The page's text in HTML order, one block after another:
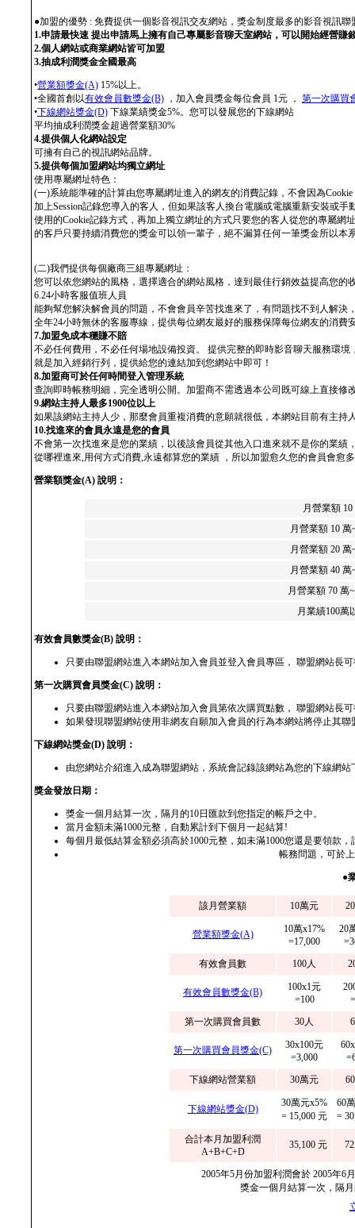
●加盟的優勢 : 免費提供一個影音視訊交友網站，獎金制度最多的影音視訊聯
1.申請最快速 提出申請馬上擁有自己專屬影音聊天室網站，可以開始經營賺
2.個人網站或商業網站皆可加盟
3.抽成利潤獎金全國最高
•營業額獎金(A) 15%以上。
•全國首創以有效會員數獎金(B) ，加入會員獎金每位會員 1元 ， 第一次購買
•下線網站獎金(D) 下線業績獎金5%。您可以發展您的下線網站
平均抽成利潤獎金超過營業額30%
4.提供個人化網站設定
可擁有自己的視訊網站品牌。
5.提供每個加盟網站均獨立網址
使用專屬網址特色：
(一)系統能準確的計算由您專屬網址進入的網友的消費記錄，不會因為
加上Session記錄您導入的客人，但如果該客人換台電腦或電腦重新安裝或
使用的Cookie記錄方式，再加上獨立網址的方式只要您的客人從您的專屬
的客戶只要持續消費您的獎金可以領一輩子，絕不漏算任何一筆獎金所以本
(二)我們提供每個廠商三組專屬網址：
您可以依您網站的風格，選擇適合的網站風格，達到最佳行銷效益提高您的
6.24小時客服值班人員
能夠幫您解決解會員的問題，不會會員辛苦找進來了，有問題找不到人解
全年24小時無休的客服專線，提供每位網友最好的服務保障每位網友的消費
7.加盟免成本穩賺不賠
不必任何費用，不必任何場地設備投資。 提供完整的即時影音聊天服務環
就是加入經銷行列，提供給您的連結加到您網站中即可！
8.加盟商可於任何時間登入管理系統
查詢即時帳務明細，完全透明公開。加盟商不需透過本公司既可線上直接修
9.網站主持人最多1900位以上
如果該網站主持人少，那麼會員重複消費的意願就很低，本網站目前有主
10.找進來的會員永遠是您的會員
不會第一次找進來是您的業績，以後該會員從其他入口進來就不是你的業
從哪裡進來,用何方式消費,永遠都算您的業績 ，所以加盟愈久您的會員會愈
營業額獎金(A) 說明：
月營業額
月營業額 10
月營業額 20
月營業額 40
月營業額 70 萬
月業績100萬
有效會員數獎金(B) 說明：
只要由聯盟網站進入本網站加入會員並登入會員專區， 聯盟網站長
第一次購買會員獎金(C) 說明：
只要由聯盟網站進入本網站加入會員第依次購買點數， 聯盟網站長可
如果發現聯盟網站使用非網友自願加入會員的行為本網站將停止其
下線網站獎金(D) 說明：
由您網站介紹進入成為聯盟網站，系統會記錄該網站為您的下線網
獎金發放日期：
獎金一個月結算一次，隔月的10日匯款到您指定的帳戶之中。
當月金額未滿1000元整，自動累計到下個月一起結算!
每個月最低結算金額必須高於1000元整，如未滿1000您還是要領款，
帳務問題，可於
●
該月營業額 10萬元
營業額獎金(A)
10萬x17%
=17,000
20
有效會員數
100人
有效會員數獎金(B)
100x1元
=100
第一次購買會員數
30人
第一次購買會員獎金(C)
30x100元
=3,000
下線網站營業額
30萬元
下線網站獎金(D)
30萬元x5%
= 15,000 元
60
=
合計本月加盟利潤
A+B+C+D
35,100 元
2005年5月份加盟利潤會於 2005年6
獎金一個月結算一次，隔